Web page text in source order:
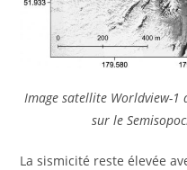
Image satellite Worldview-
sur le
La sismicité reste élevée